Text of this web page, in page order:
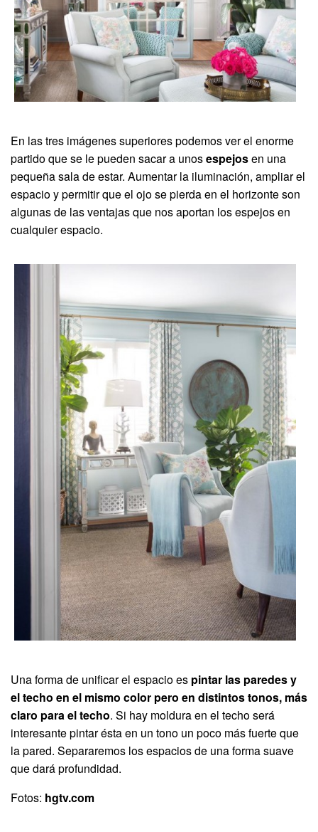
En las tres imágenes superiores podemos ver el enorme
partido que se le pueden sacar a unosespejosen una
pequeña sala de estar. Aumentar la iluminación, ampliar el
espacio y permitir que el ojo se pierda en el horizonte son
algunas de las ventajas que nos aportan los espejos en
cualquier espacio.
Una forma de unificar el espacio es pintar las paredes y
el techo en el mismo color pero en distintos tonos, más
claro para el techo. Si hay moldura en el techo será
interesante pintar ésta en un tono un poco más fuerte que
la pared. Separaremos los espacios de una forma suave
que dará profundidad.
Fotos: hgtv.com